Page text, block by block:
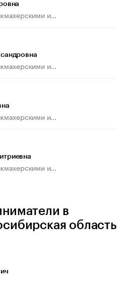
и...
и...
и...
и...
в
область